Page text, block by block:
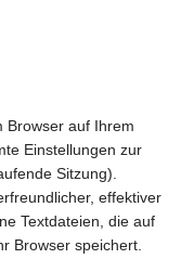
Browser auf Ihrem
Einstellungen zur
Sitzung).
effektiver
Textdateien, die auf
Browser speichert.